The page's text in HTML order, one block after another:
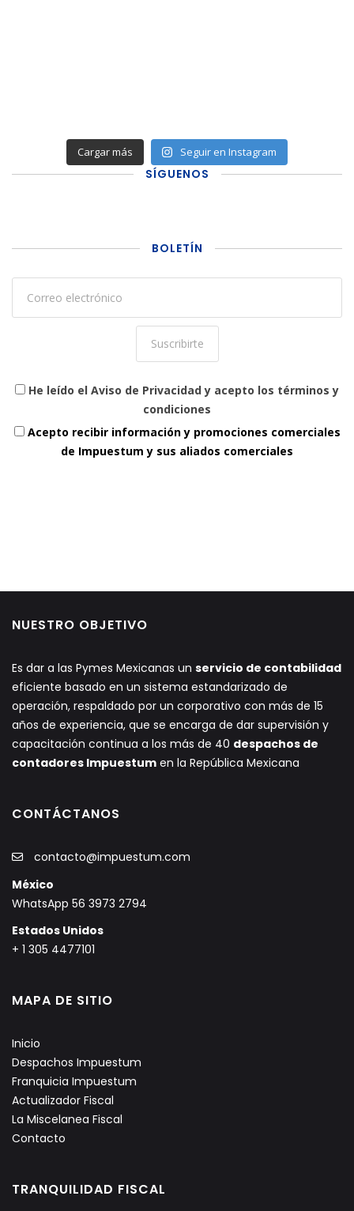
Cargar más Seguir en Instagram
SÍGUENOS
BOLETÍN
He leído el Aviso de Privacidad y acepto los términos y
condiciones
Acepto recibir información y promociones comerciales
de Impuestum y sus aliados comerciales
NUESTRO OBJETIVO
Es dar a las Pymes Mexicanas un servicio de contabilidad
eficiente basado en un sistema estandarizado de
operación, respaldado por un corporativo con más de 15
años de experiencia, que se encarga de dar supervisión y
capacitación continua a los más de 40 despachos de
contadores Impuestum en la República Mexicana
CONTÁCTANOS
contacto@impuestum.com
México
WhatsApp 56 3973 2794
Estados Unidos
+ 1 305 4477101
MAPA DE SITIO
Inicio
Despachos Impuestum
Franquicia Impuestum
Actualizador Fiscal
La Miscelanea Fiscal
Contacto
TRANQUILIDAD FISCAL